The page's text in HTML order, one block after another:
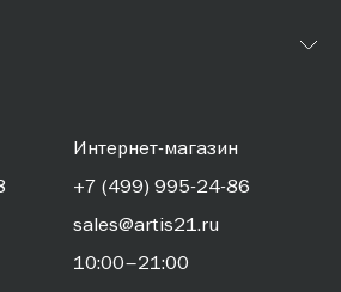
Интернет-магазин
+7 (499) 995-24-86
sales@artis21.ru
10:00–21:00